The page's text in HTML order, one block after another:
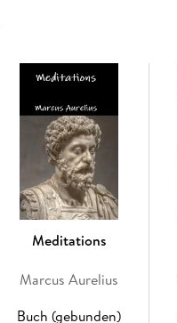
Meditations
Marcus Aurelius
Buch (gebunden)